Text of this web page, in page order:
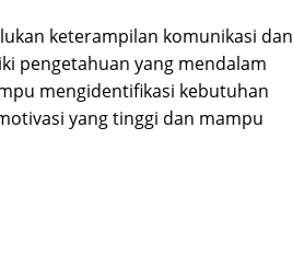
keterampilan komunikasi dan
pengetahuan yang mendalam
mengidentifikasi kebutuhan
yang tinggi dan mampu